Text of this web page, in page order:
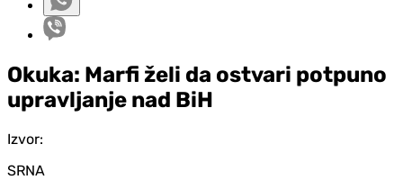
Okuka: Marfi želi da ostvari potpuno
upravljanje nad BiH
Izvor:
SRNA